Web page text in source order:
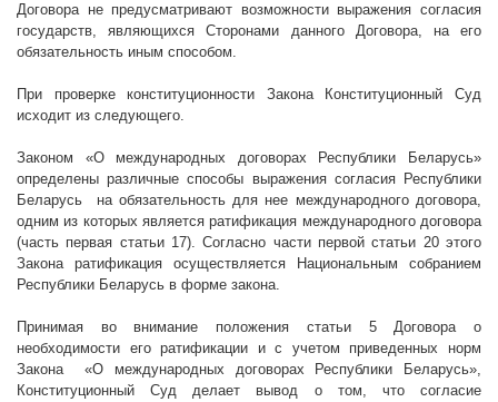
Договора не предусматривают возможности выражения согласия
государств, являющихся Сторонами данного Договора, на его
обязательность иным способом.
При проверке конституционности Закона Конституционный Суд
исходит из следующего.
Законом «О международных договорах Республики Беларусь»
определены различные способы выражения согласия Республики
Беларусь
на обязательность для нее международного договора,
одним из которых является ратификация международного договора
(часть первая статьи 17). Согласно части первой статьи 20 этого
Закона ратификация осуществляется Национальным собранием
Республики Беларусь в форме закона.
Принимая во внимание положения статьи 5 Договора о
необходимости его ратификации и с учетом приведенных норм
Закона
«О международных договорах Республики Беларусь»,
Конституционный Суд делает вывод о том, что согласие